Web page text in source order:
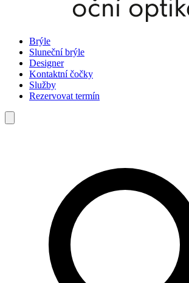
Brýle
Sluneční brýle
Designer
Kontaktní čočky
Služby
Rezervovat termín